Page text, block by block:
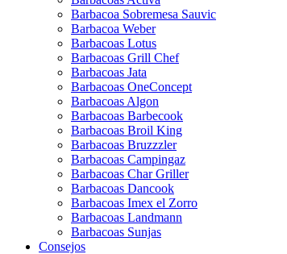
Barbacoa Sobremesa Sauvic
Barbacoa Weber
Barbacoas Lotus
Barbacoas Grill Chef
Barbacoas Jata
Barbacoas OneConcept
Barbacoas Algon
Barbacoas Barbecook
Barbacoas Broil King
Barbacoas Bruzzzler
Barbacoas Campingaz
Barbacoas Char Griller
Barbacoas Dancook
Barbacoas Imex el Zorro
Barbacoas Landmann
Barbacoas Sunjas
Consejos